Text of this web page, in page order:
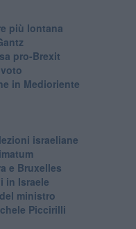
più lontana
pro-Brexit
in Medioriente
israeliane
e Bruxelles
in Israele
ministro
Piccirilli